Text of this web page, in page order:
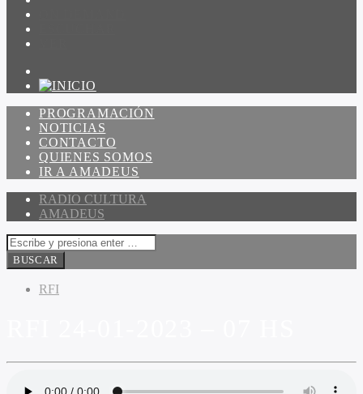
PROGRAMACIÓN
NOTICIAS
CONTACTO
QUIENES SOMOS
IR A AMADEUS
RADIO CULTURA
AMADEUS
RFI